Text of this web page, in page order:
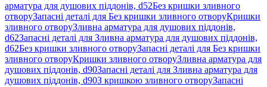
арматура для душових піддонів, d52Без кришки зливного
отворуЗапасні деталі для Без кришки зливного отворуКришки
зливного отворуЗливна арматура для душових піддонів,
d62Запасні деталі для Зливна арматура для душових піддонів,
d62Без кришки зливного отворуЗапасні деталі для Без кришки
зливного отворуКришки зливного отворуЗливна арматура для
душових піддонів, d90Запасні деталі для Зливна арматура для
душових піддонів, d90З кришкою зливного отворуЗапасні